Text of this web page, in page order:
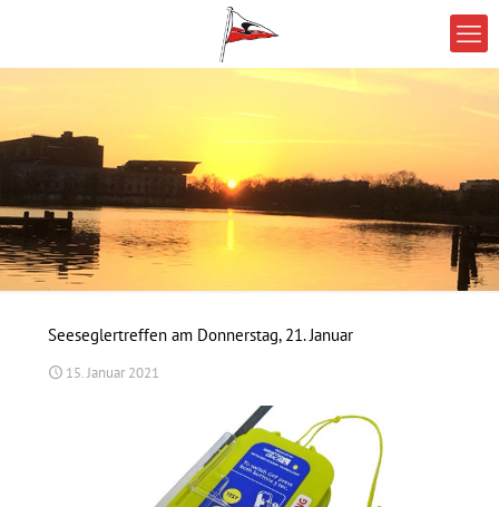
Seeseglertreffen am Donnerstag, 21. Januar
15. Januar 2021